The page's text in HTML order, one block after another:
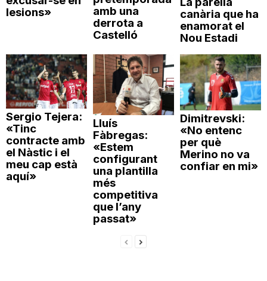
lesions»
amb una
derrota a
Castelló
canària que ha
enamorat el
Nou Estadi
Sergio Tejera:
«Tinc
contracte amb
el Nàstic i el
meu cap està
aquí»
Lluís
Fàbregas:
«Estem
configurant
una plantilla
més
competitiva
que l’any
passat»
Dimitrevski:
«No entenc
per què
Merino no va
confiar en mi»